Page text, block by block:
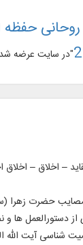
حفظه
– عقاید –
حضرت زهرا
دستورالعمل ها
شناسی آیت الله